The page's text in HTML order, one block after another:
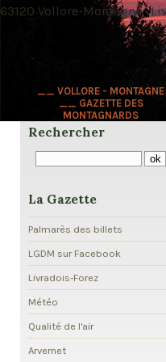
__ VOLLORE - MONTAGNE
__ GAZETTE DES
MONTAGNARDS
63120 Vollore-Montagne ·
Rechercher
La Gazette
Palmarès des billets
LGDM sur Facebook
Livradois-Forez
Météo
Qualité de l'air
Arvernet